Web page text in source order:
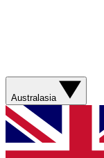
Australasia